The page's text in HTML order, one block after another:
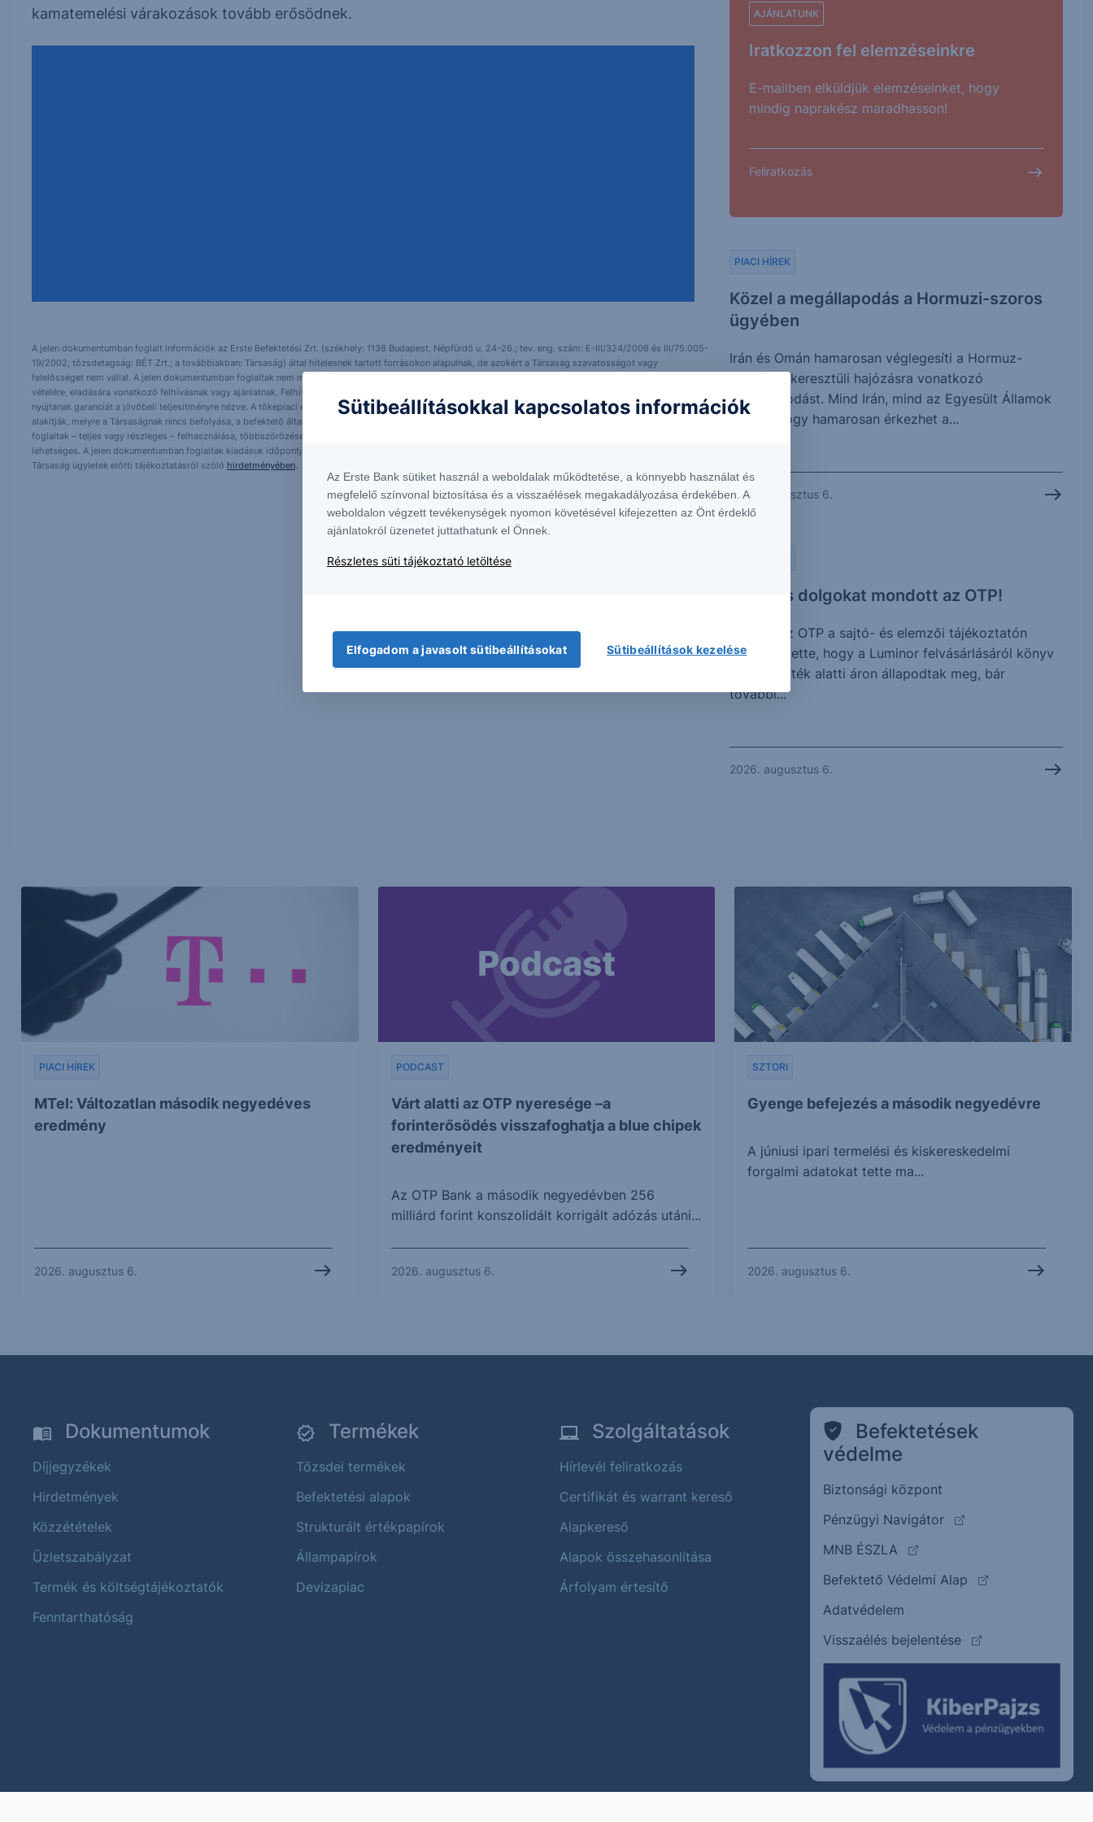
kamatemelési várakozások tovább erősödnek.
A jelen dokumentumban foglalt információk az Erste Befektetési Zrt. (székhely: 1138 Budapest, Népfürdő u. 24-26.; tev. eng. szám: E-III/324/2008 és III/75.005-
19/2002; tőzsdetagság: BÉT Zrt.; a továbbiakban: Társaság) által hitelesnek tartott forrásokon alapulnak, de azokért a Társaság szavatosságot vagy
felelősséget nem vállal. A jelen dokumentumban foglaltak nem minősíthetők befektetésre való ösztönzésnek, befektetési tanácsadásnak, értékpapír jegyzésére,
vételére, eladására vonatkozó felhívásnak vagy ajánlatnak. Felhívjuk szíves figyelmét arra, hogy a múltbeli teljesítmények, illetve jövőbeli becslések nem
nyújtanak garanciát a jövőbeli teljesítményre nézve. A tőkepiaci és makrogazdasági helyzetet, a befektetések és azok hozamai alakulását olyan tényezők
alakítják, melyre a Társaságnak nincs befolyása, a befektető által hozott döntés következményei a Társaságra nem háríthatók át. A jelen dokumentumban
foglaltak – teljes vagy részleges – felhasználása, többszörözése, publikálása, átdolgozása, terjesztése kizárólag a Társaság előzetes írásos engedélyével
lehetséges. A jelen dokumentumban foglaltak kiadásuk időpontjában érvényesek. További részletek:
Társaság ügyletek előtti tájékoztatásról szóló hirdetményében.
AJÁNLATUNK
Iratkozzon fel elemzéseinkre
E-mailben elküldjük elemzéseinket, hogy
mindig naprakész maradhasson!
Feliratkozás
Közel a megállapodás a Hormuzi-szoros
ügyében
PIACI HÍREK
Irán és Omán hamarosan véglegesíti a Hormuz-
szoroson keresztüli hajózásra vonatkozó
megállapodást. Mind Irán, mind az Egyesült Államok
jelezte, hogy hamarosan érkezhet a...
2026. augusztus 6.
Érdekes dolgokat mondott az OTP!
Tegnap az OTP a sajtó- és elemzői tájékoztatón
megerősítette, hogy a Luminor felvásárlásáról könyv
szerinti érték alatti áron állapodtak meg, bár
további...
2026. augusztus 6.
MTel: Változatlan második negyedéves
eredmény
PIACI HÍREK
2026. augusztus 6.
Várt alatti az OTP nyeresége –a
forinterősödés visszafoghatja a blue chipek
eredményeit
PODCAST
Az OTP Bank a második negyedévben 256
milliárd forint konszolidált korrigált adózás utáni...
2026. augusztus 6.
Gyenge befejezés a második negyedévre
SZTORI
A júniusi ipari termelési és kiskereskedelmi
forgalmi adatokat tette ma...
2026. augusztus 6.
Dokumentumok
Díjjegyzékek
Hirdetmények
Közzétételek
Üzletszabályzat
Termék és költségtájékoztatók
Fenntarthatóság
Termékek
Tőzsdei termékek
Befektetési alapok
Strukturált értékpapírok
Állampapírok
Devizapiac
Szolgáltatások
Hírlevél feliratkozás
Certifikát és warrant kereső
Alapkereső
Alapok összehasonlítása
Árfolyam értesítő
Befektetések
védelme
Biztonsági központ
Pénzügyi Navigátor
(külső oldalra ugrik)
MNB ÉSZLA
(külső oldalra ugrik)
Befektető Védelmi Alap
(külső oldalra
Adatvédelem
Visszaélés bejelentése
(külső oldalra ugrik)
Sütibeállításokkal kapcsolatos információk
Az Erste Bank sütiket használ a weboldalak működtetése, a könnyebb használat és
megfelelő színvonal biztosítása és a visszaélések megakadályozása érdekében. A
weboldalon végzett tevékenységek nyomon követésével kifejezetten az Önt érdeklő
ajánlatokról üzenetet juttathatunk el Önnek.
Részletes süti tájékoztató letöltése
Elfogadom a javasolt sütibeállításokat Sütibeállítások kezelése